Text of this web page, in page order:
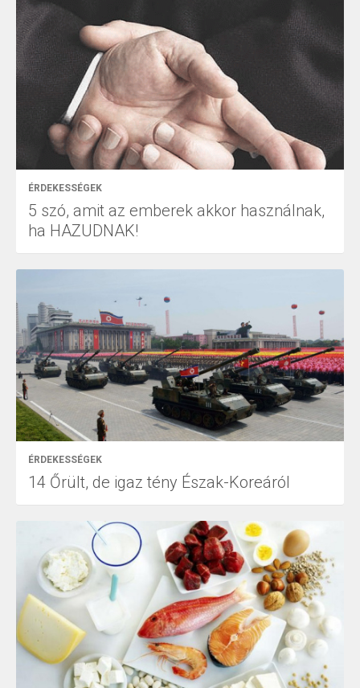
ÉRDEKESSÉGEK
5 szó, amit az emberek akkor használnak,
ha HAZUDNAK!
ÉRDEKESSÉGEK
14 Őrült, de igaz tény Észak-Koreáról